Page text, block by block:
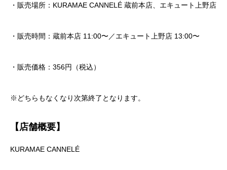
・販売場所：KURAMAE CANNELÉ 蔵前本店、エキュート上野店
・販売時間：蔵前本店 11:00〜／エキュート上野店 13:00〜
・販売価格：356円（税込）
※どちらもなくなり次第終了となります。
【店舗概要】
​​KURAMAE CANNELÉ